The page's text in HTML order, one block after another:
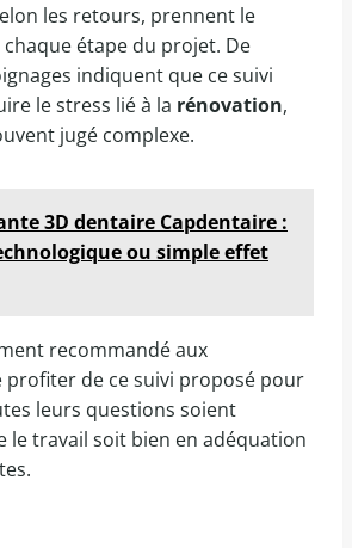
les retours, prennent le
étape du projet. De
indiquent que ce suivi
le stress lié à la rénovation,
jugé complexe.
3D dentaire Capdentaire :
ou simple effet
recommandé aux
de ce suivi proposé pour
leurs questions soient
le travail soit bien en adéquation